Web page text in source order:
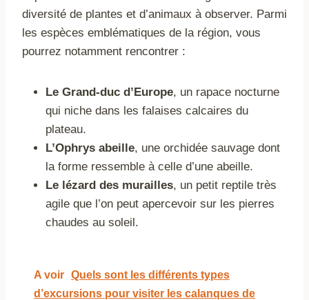
diversité de plantes et d’animaux à observer. Parmi
les espèces emblématiques de la région, vous
pourrez notamment rencontrer :
Le Grand-duc d’Europe, un rapace nocturne
qui niche dans les falaises calcaires du
plateau.
L’Ophrys abeille, une orchidée sauvage dont
la forme ressemble à celle d’une abeille.
Le lézard des murailles, un petit reptile très
agile que l’on peut apercevoir sur les pierres
chaudes au soleil.
A voir Quels sont les différents types
d’excursions pour visiter les calanques de